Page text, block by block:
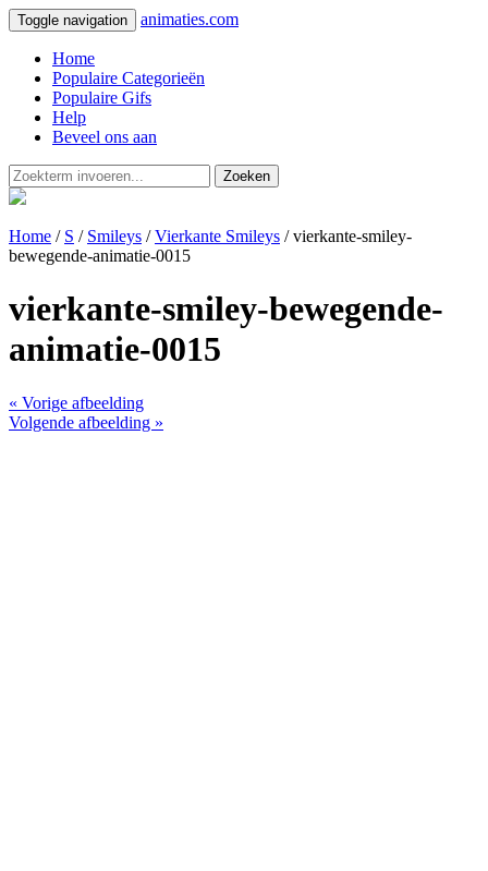
Toggle navigation animaties.com
Home
Populaire Categorieën
Populaire Gifs
Help
Beveel ons aan
Zoeken
Home / S / Smileys /Vierkante Smileys / vierkante-smiley-
bewegende-animatie-0015
vierkante-smiley-bewegende-
animatie-0015
« Vorige afbeelding
Volgende afbeelding »